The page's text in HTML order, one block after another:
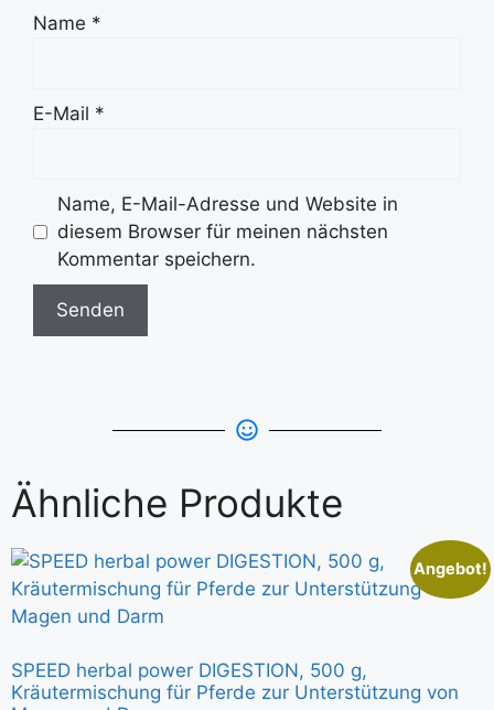
Name *
E-Mail *
Name, E-Mail-Adresse und Website in
diesem Browser für meinen nächsten
Kommentar speichern.
Ähnliche Produkte
Angebot!
SPEED herbal power DIGESTION, 500 g,
Kräutermischung für Pferde zur Unterstützung von